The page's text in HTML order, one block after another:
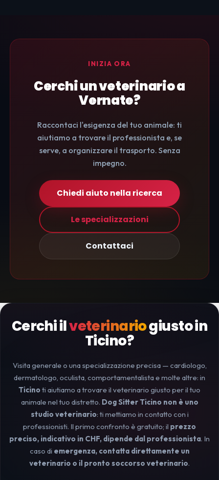
INIZIA ORA
Cerchi un veterinario a
Vernate?
Raccontaci l'esigenza del tuo animale: ti
aiutiamo a trovare il professionista e, se
serve, a organizzare il trasporto. Senza
impegno.
Chiedi aiuto nella ricerca
Le specializzazioni
Contattaci
Cerchi ilveterinariogiusto in
Ticino?
Visita generale o una specializzazione precisa — cardiologo,
dermatologo, oculista, comportamentalista e molte altre: in
Ticino ti aiutiamo a trovare il veterinario giusto per il tuo
animale nel tuo distretto. Dog Sitter Ticino non è uno
studio veterinario: ti mettiamo in contatto con i
professionisti. Il primo confronto è gratuito; il prezzo
preciso, indicativo in CHF, dipende dal professionista. In
caso di emergenza, contatta direttamente un
veterinario o il pronto soccorso veterinario.